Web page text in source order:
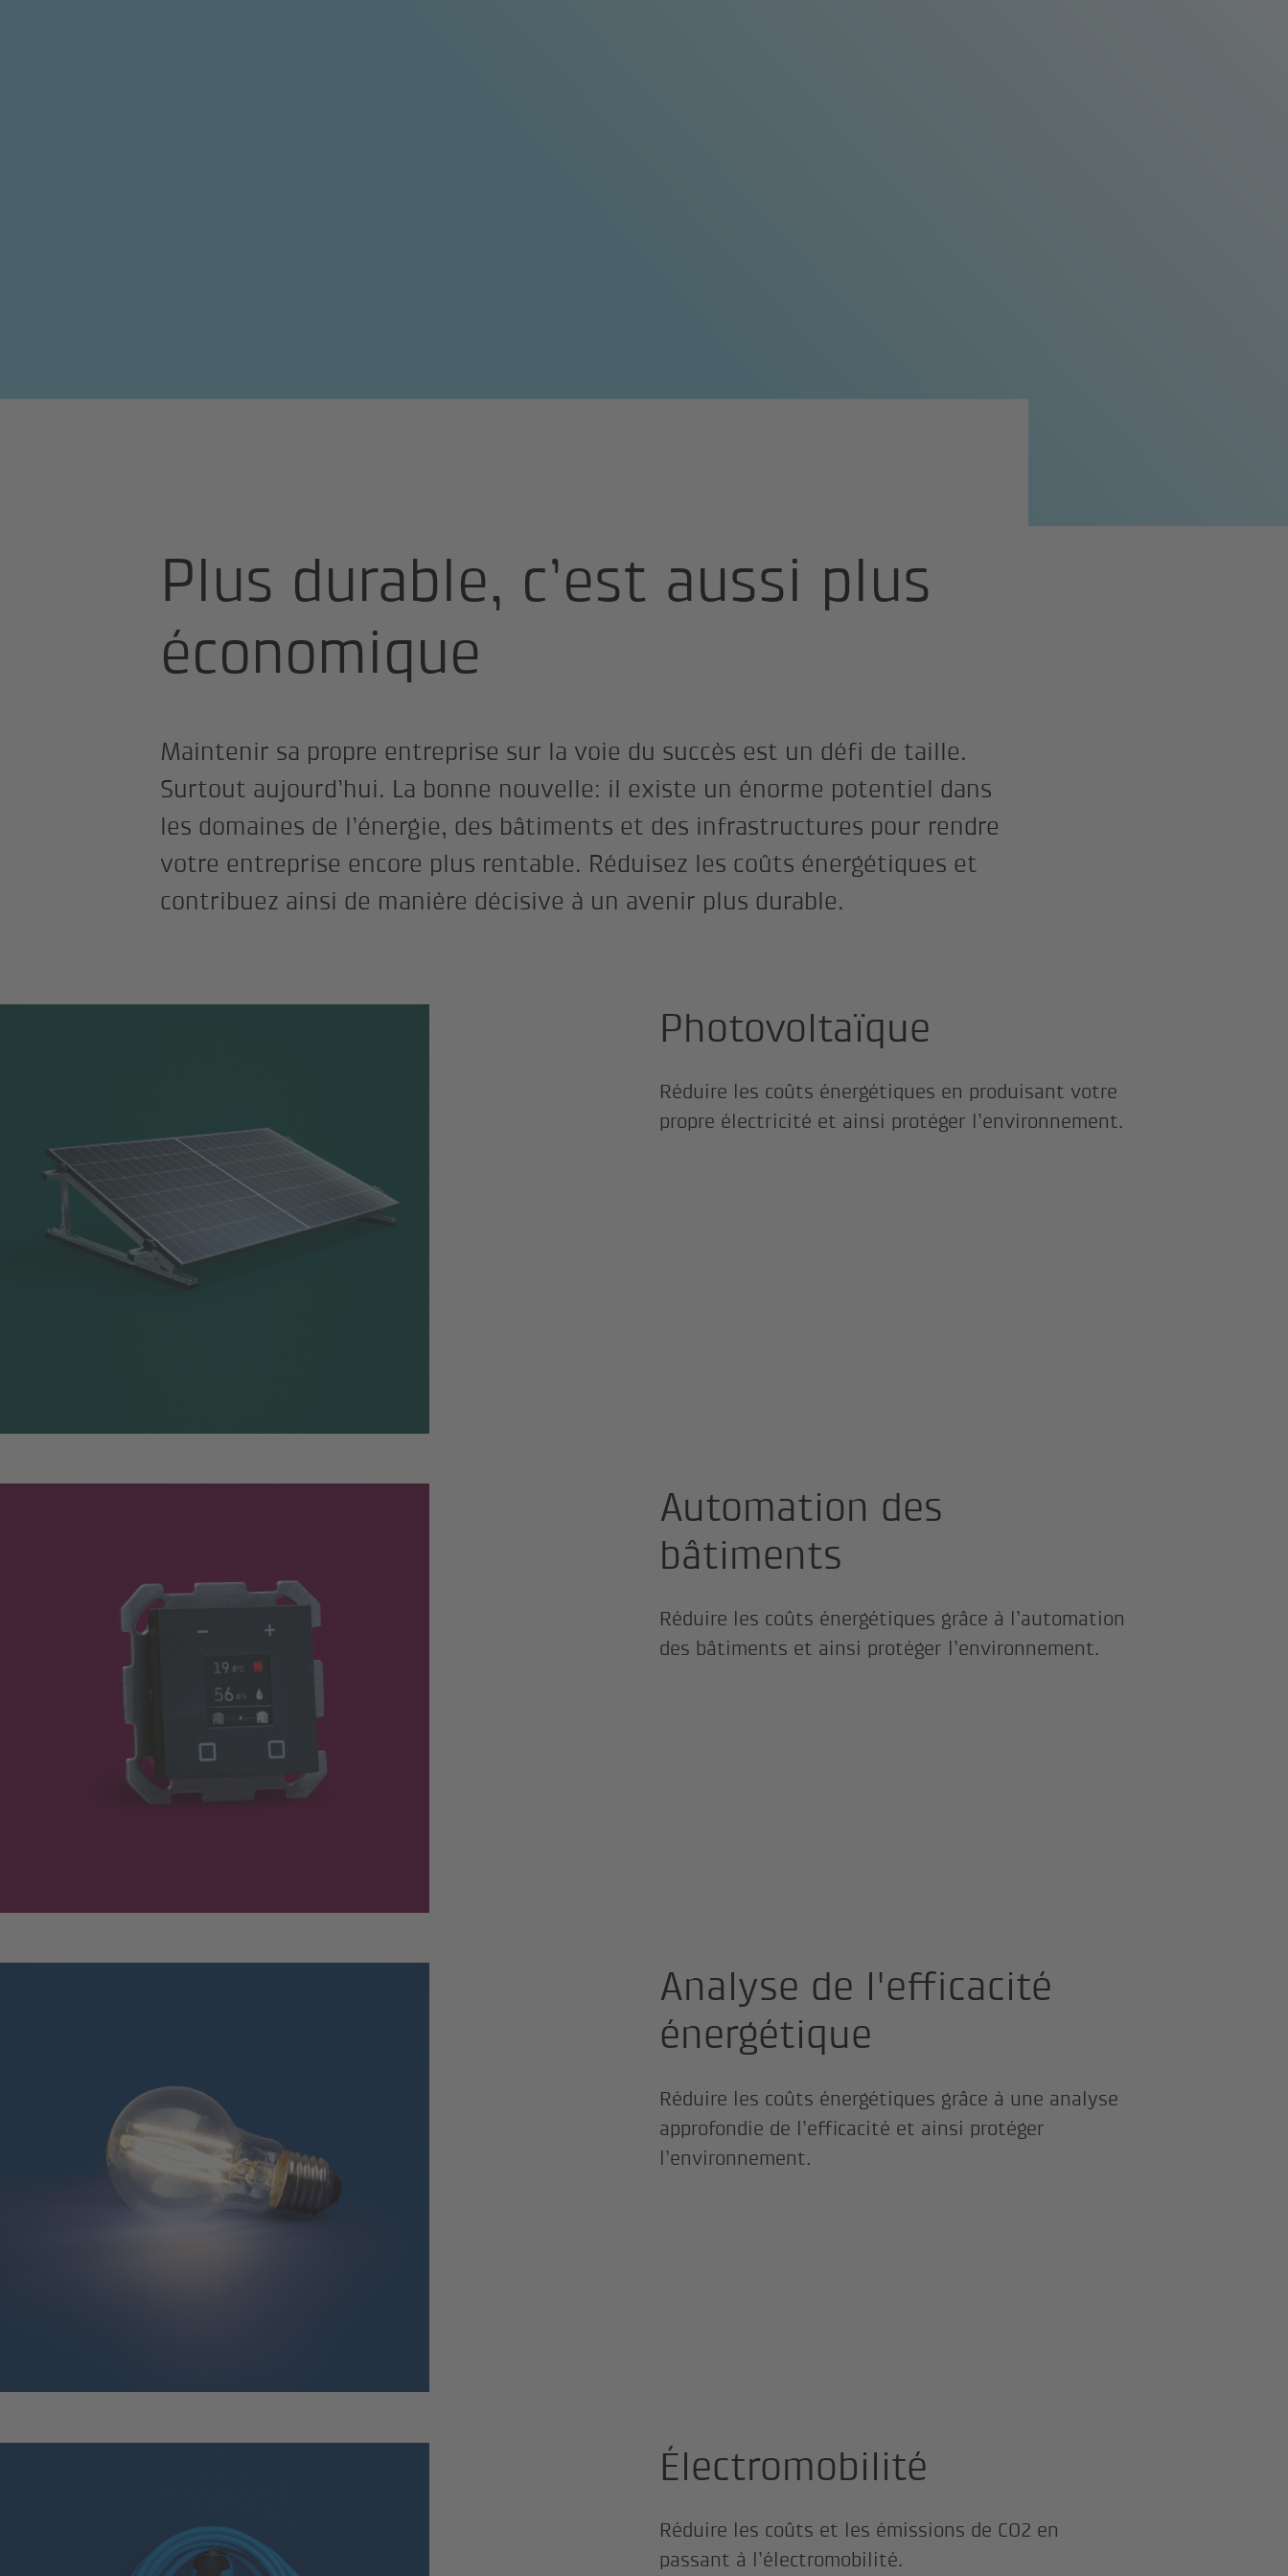
Plus durable, c’est aussi plus
économique
Maintenir sa propre entreprise sur la voie du succès est un défi de taille.
Surtout aujourd’hui. La bonne nouvelle: il existe un énorme potentiel dans
les domaines de l’énergie, des bâtiments et des infrastructures pour rendre
votre entreprise encore plus rentable. Réduisez les coûts énergétiques et
contribuez ainsi de manière décisive à un avenir plus durable.
Photovoltaïque
Réduire les coûts énergétiques en produisant votre
propre électricité et ainsi protéger l’environnement.
Automation des
bâtiments
Réduire les coûts énergétiques grâce à l’automation
des bâtiments et ainsi protéger l’environnement.
Analyse de l'efficacité
énergétique
Réduire les coûts énergétiques grâce à une analyse
approfondie de l’efficacité et ainsi protéger
l’environnement.
Électromobilité
Réduire les coûts et les émissions de CO2 en
passant à l’électromobilité.